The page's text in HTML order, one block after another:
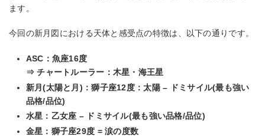
ます。
今回の新月図における天体と感受点の特徴は、以下の通りです。
ASC：魚座16度
⇒ チャートルーラー：木星・海王星
新月(太陽と月)：獅子座12度：太陽 – ドミサイル(最も強い
品格/品位)
水星：乙女座 – ドミサイル(最も強い品格/品位)
金星：獅子座29度 = 涙の度数